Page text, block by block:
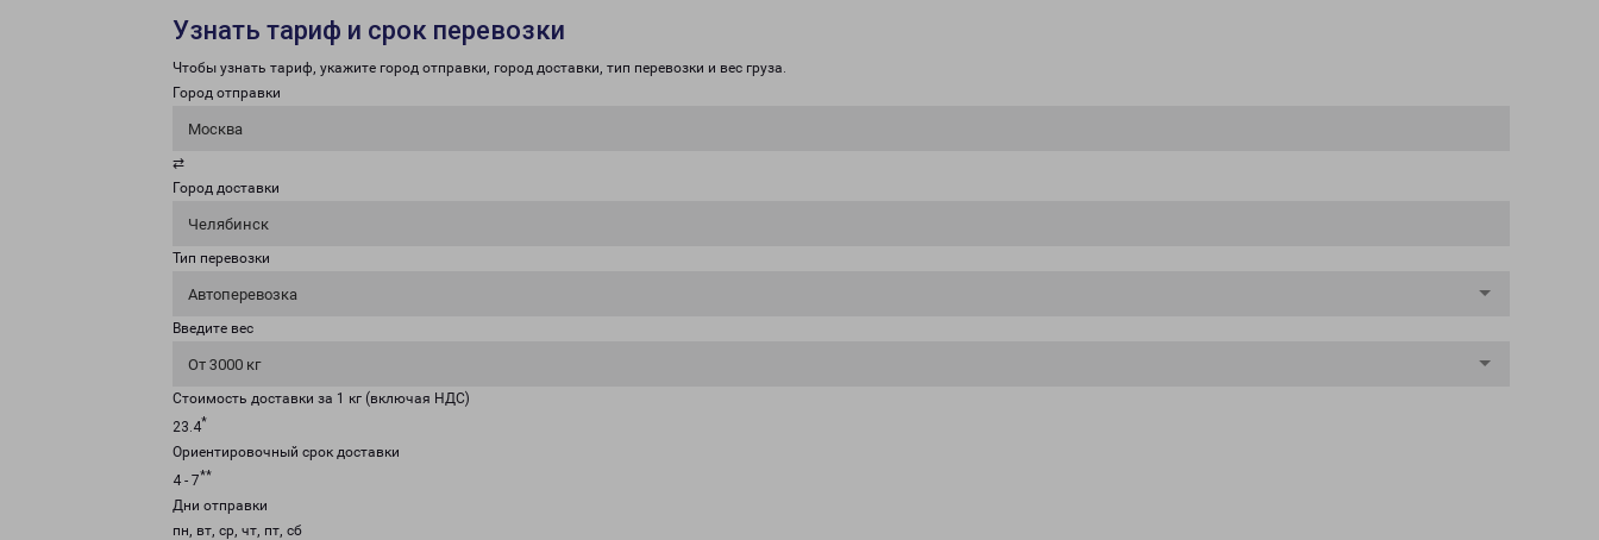
Узнать тариф и срок перевозки
Чтобы узнать тариф, укажите город отправки, город доставки, тип перевозки и вес груза.
Город отправки
Москва
⇄
Город доставки
Челябинск
Тип перевозки
Автоперевозка
Введите вес
От 3000 кг
Стоимость доставки за 1 кг (включая НДС)
23.4*
Ориентировочный срок доставки
4 - 7**
Дни отправки
пн, вт, ср, чт, пт, сб